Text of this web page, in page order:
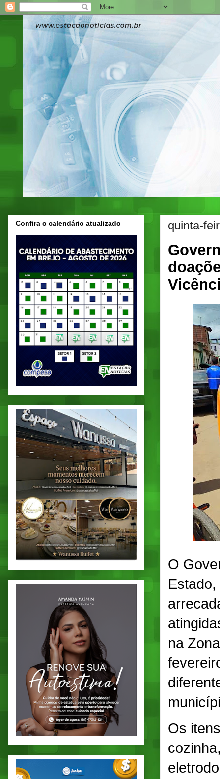
quinta-
O
na
Os
Confira o calendário atualizado